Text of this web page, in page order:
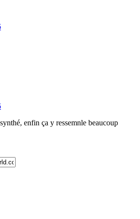
enfin ça y ressemnle beaucoup